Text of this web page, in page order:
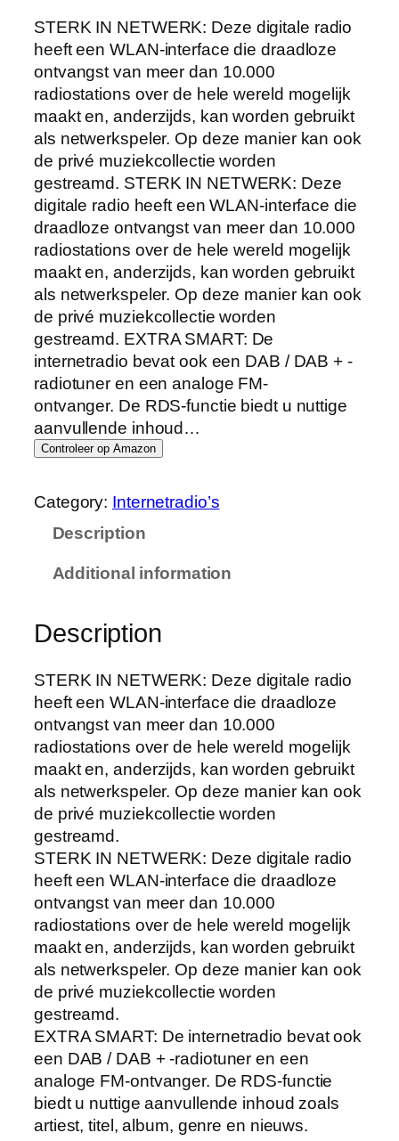
STERK IN NETWERK: Deze digitale radio
heeft een WLAN-interface die draadloze
ontvangst van meer dan 10.000
radiostations over de hele wereld mogelijk
maakt en, anderzijds, kan worden gebruikt
als netwerkspeler. Op deze manier kan ook
de privé muziekcollectie worden
gestreamd. STERK IN NETWERK: Deze
digitale radio heeft een WLAN-interface die
draadloze ontvangst van meer dan 10.000
radiostations over de hele wereld mogelijk
maakt en, anderzijds, kan worden gebruikt
als netwerkspeler. Op deze manier kan ook
de privé muziekcollectie worden
gestreamd. EXTRA SMART: De
internetradio bevat ook een DAB / DAB + -
radiotuner en een analoge FM-
ontvanger. De RDS-functie biedt u nuttige
aanvullende inhoud…
Controleer op Amazon
Category: Internetradio’s
Description
Additional information
Description
STERK IN NETWERK: Deze digitale radio
heeft een WLAN-interface die draadloze
ontvangst van meer dan 10.000
radiostations over de hele wereld mogelijk
maakt en, anderzijds, kan worden gebruikt
als netwerkspeler. Op deze manier kan ook
de privé muziekcollectie worden
gestreamd.
STERK IN NETWERK: Deze digitale radio
heeft een WLAN-interface die draadloze
ontvangst van meer dan 10.000
radiostations over de hele wereld mogelijk
maakt en, anderzijds, kan worden gebruikt
als netwerkspeler. Op deze manier kan ook
de privé muziekcollectie worden
gestreamd.
EXTRA SMART: De internetradio bevat ook
een DAB / DAB + -radiotuner en een
analoge FM-ontvanger. De RDS-functie
biedt u nuttige aanvullende inhoud zoals
artiest, titel, album, genre en nieuws.